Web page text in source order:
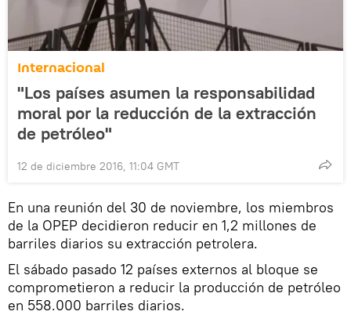
Internacional
"Los países asumen la responsabilidad
moral por la reducción de la extracción
de petróleo"
12 de diciembre 2016, 11:04 GMT
En una reunión del 30 de noviembre, los miembros
de la OPEP decidieron reducir en 1,2 millones de
barriles diarios su extracción petrolera.
El sábado pasado 12 países externos al bloque se
comprometieron a reducir la producción de petróleo
en 558.000 barriles diarios.